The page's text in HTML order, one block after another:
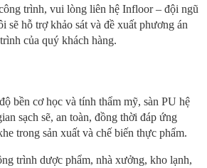
trình, vui lòng liên hệ Infloor – đội ngũ
sẽ hỗ trợ khảo sát và đề xuất phương án
của quý khách hàng.
bền cơ học và tính thẩm mỹ, sàn PU hệ
sạch sẽ, an toàn, đồng thời đáp ứng
trong sản xuất và chế biến thực phẩm.
trình dược phẩm, nhà xưởng, kho lạnh,